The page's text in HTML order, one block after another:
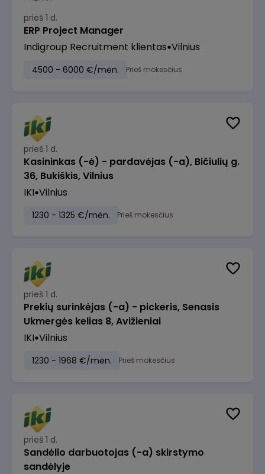
prieš 1 d.
ERP Project Manager
Indigroup Recruitment klientas Vilnius
4500 - 6000 €/mėn. Prieš mokesčius
prieš 1 d.
Kasininkas (-ė) - pardavėjas (-a), Bičiulių g.
36, Bukiškis, Vilnius
IKI Vilnius
1230 - 1325 €/mėn. Prieš mokesčius
prieš 1 d.
Prekių surinkėjas (-a) - pickeris, Senasis
Ukmergės kelias 8, Avižieniai
IKI Vilnius
1230 - 1968 €/mėn. Prieš mokesčius
prieš 1 d.
Sandėlio darbuotojas (-a) skirstymo
sandėlyje